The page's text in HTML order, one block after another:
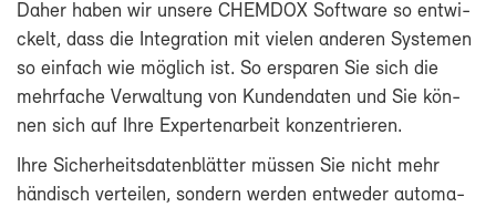
Da­her ha­ben wir un­se­re CHEM­DOX Soft­ware so ent­wi­
ckelt, dass die In­te­gra­ti­on mit vie­len an­de­ren Sys­te­men
so ein­fach wie mög­lich ist. So er­spa­ren Sie sich die
mehr­fa­che Ver­wal­tung von Kun­den­da­ten und Sie kön­
nen sich auf Ih­re Ex­per­ten­ar­beit kon­zen­trie­ren.
Ih­re Si­cher­heits­da­ten­blät­ter müs­sen Sie nicht mehr
hän­disch ver­tei­len, son­dern wer­den ent­we­der au­to­ma­